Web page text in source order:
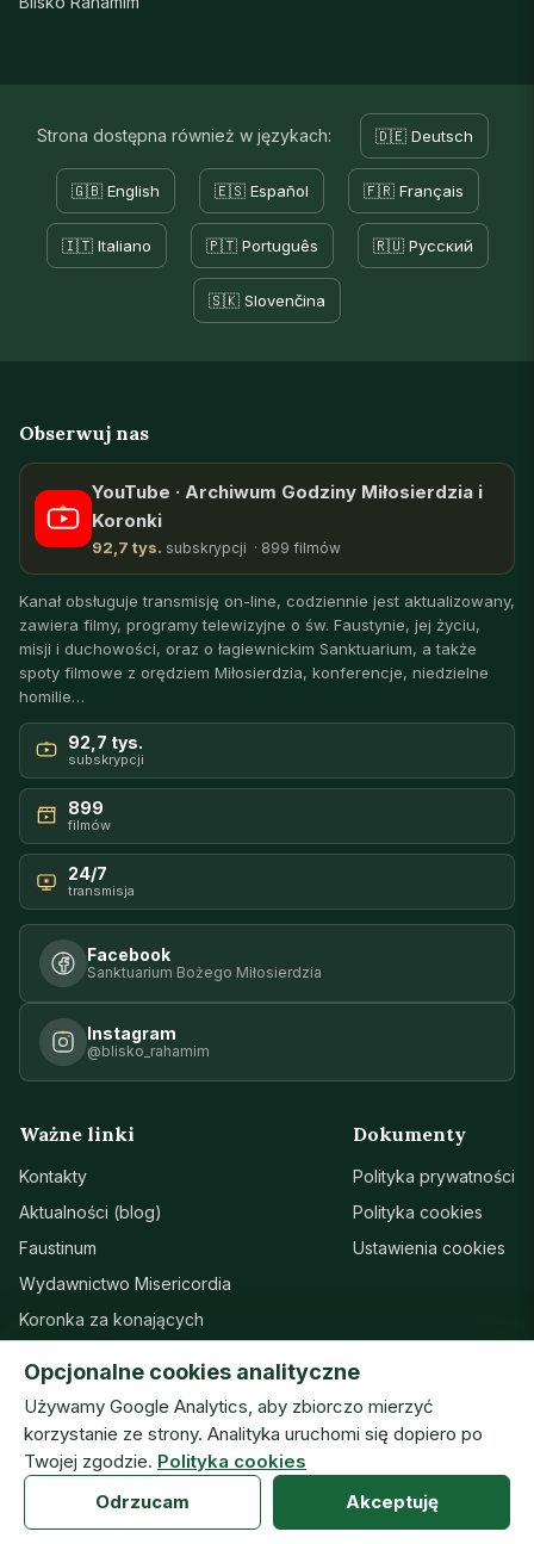
Strona dostępna również w językach: 🇩🇪 Deutsch
🇬🇧 English 🇪🇸 Español 🇫🇷 Français
🇮🇹 Italiano 🇵🇹 Português 🇷🇺 Русский
🇸🇰 Slovenčina
Obserwuj nas
YouTube · Archiwum Godziny Miłosierdzia i
Koronki
92,7 tys. subskrypcji · 899 filmów
Kanał obsługuje transmisję on-line, codziennie jest aktualizowany,
zawiera filmy, programy telewizyjne o św. Faustynie, jej życiu,
misji i duchowości, oraz o łagiewnickim Sanktuarium, a także
spoty filmowe z orędziem Miłosierdzia, konferencje, niedzielne
homilie…
92,7 tys.
subskrypcji
899
filmów
24/7
transmisja
Facebook
Sanktuarium Bożego Miłosierdzia
Instagram
@blisko_rahamim
Ważne linki
Kontakty
Aktualności (blog)
Faustinum
Wydawnictwo Misericordia
Koronka za konających
Wsparcie
Dokumenty
Polityka prywatności
Polityka cookies
Ustawienia cookies
© Zgromadzenie Sióstr Matki Bożej Miłosierdzia · ISMM
prototyp — wersja robocza (07.08.2026) · v20260804h
Opcjonalne cookies analityczne
Używamy Google Analytics, aby zbiorczo mierzyć
korzystanie ze strony. Analityka uruchomi się dopiero po
Twojej zgodzie. Polityka cookies
Odrzucam
Akceptuję